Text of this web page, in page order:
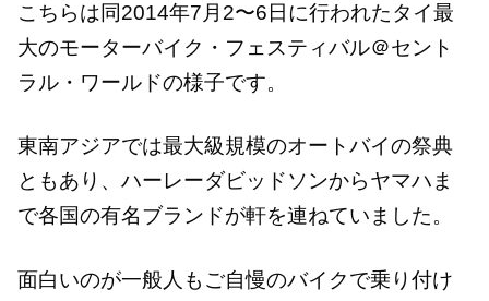
こちらは同2014年7月2〜6日に行われたタイ最
大のモーターバイク・フェスティバル＠セント
ラル・ワールドの様子です。
東南アジアでは最大級規模のオートバイの祭典
ともあり、ハーレーダビッドソンからヤマハま
で各国の有名ブランドが軒を連ねていました。
面白いのが一般人もご自慢のバイクで乗り付け